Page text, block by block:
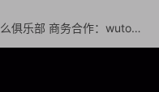
关注主播不迷路～ 每晚9点在：@撤了么俱乐部 商务合作：wutonggg95